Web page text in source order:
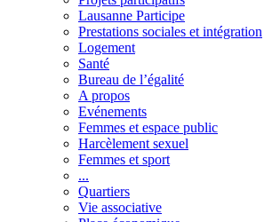
Lausanne Participe
Prestations sociales et intégration
Logement
Santé
Bureau de l’égalité
A propos
Evénements
Femmes et espace public
Harcèlement sexuel
Femmes et sport
...
Quartiers
Vie associative